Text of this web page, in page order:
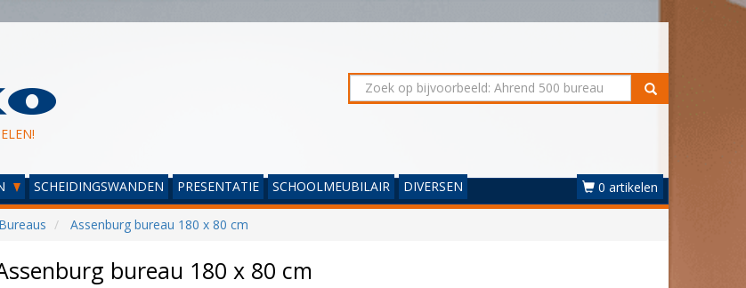
SCHEIDINGSWANDEN PRESENTATIE SCHOOLMEUBILAIR DIVERSEN 0 artikelen
Bureaus Assenburg bureau 180 x 80 cm
bureau 180 x 80 cm